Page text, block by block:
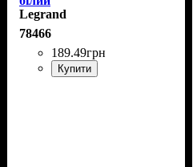
Legrand
78466
189.49грн
Купити